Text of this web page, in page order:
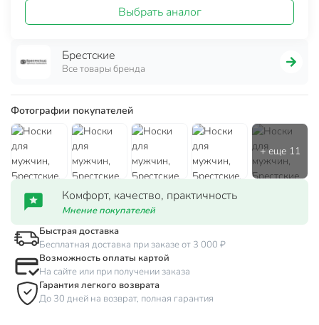
Выбрать аналог
Брестские
Все товары бренда
Фотографии покупателей
Комфорт, качество, практичность
Мнение покупателей
Быстрая доставка
Бесплатная доставка при заказе от 3 000 ₽
Возможность оплаты картой
На сайте или при получении заказа
Гарантия легкого возврата
До 30 дней на возврат, полная гарантия